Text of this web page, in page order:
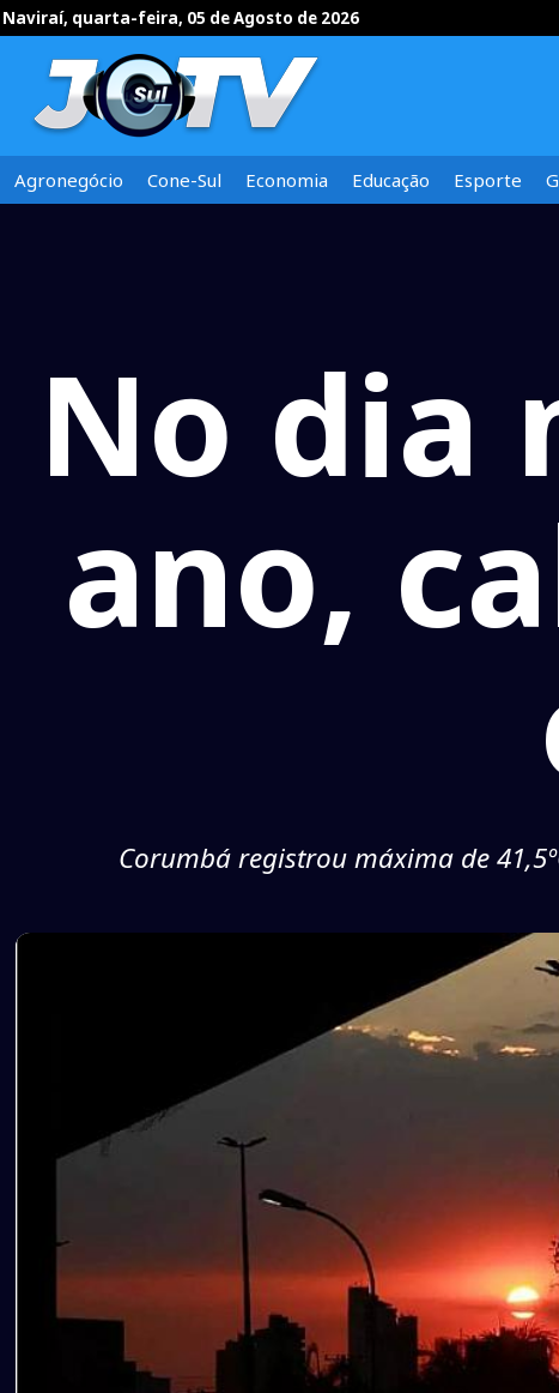
Naviraí, quarta-feira, 05 de Agosto de 2026
Agronegócio Cone-Sul Economia Educação Esporte
No dia
ano,
Corumbá registrou máxima de